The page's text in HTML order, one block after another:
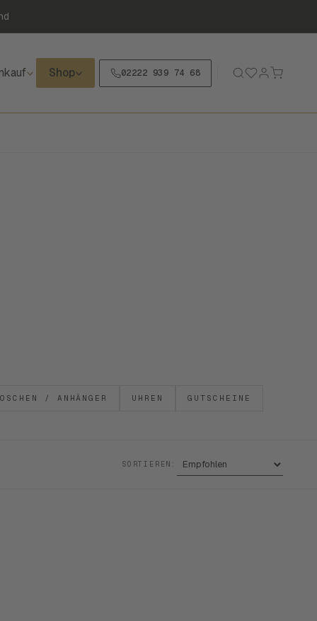
Shop 02222 939 74 68
/ ANHÄNGER UHREN GUTSCHEINE
SORTIEREN: